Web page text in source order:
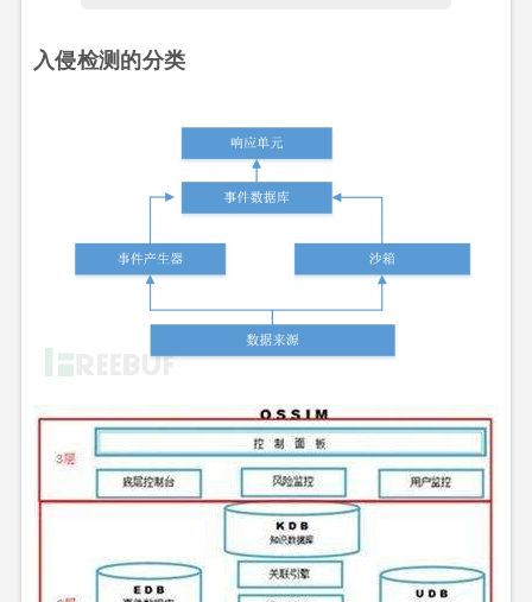
入侵检测的分类